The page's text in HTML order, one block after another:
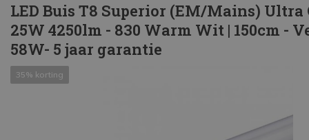
LED Buis T8 Superior (EM/Mains) Ultra
25W 4250lm - 830 Warm Wit | 150cm -
58W- 5 jaar garantie
35% korting